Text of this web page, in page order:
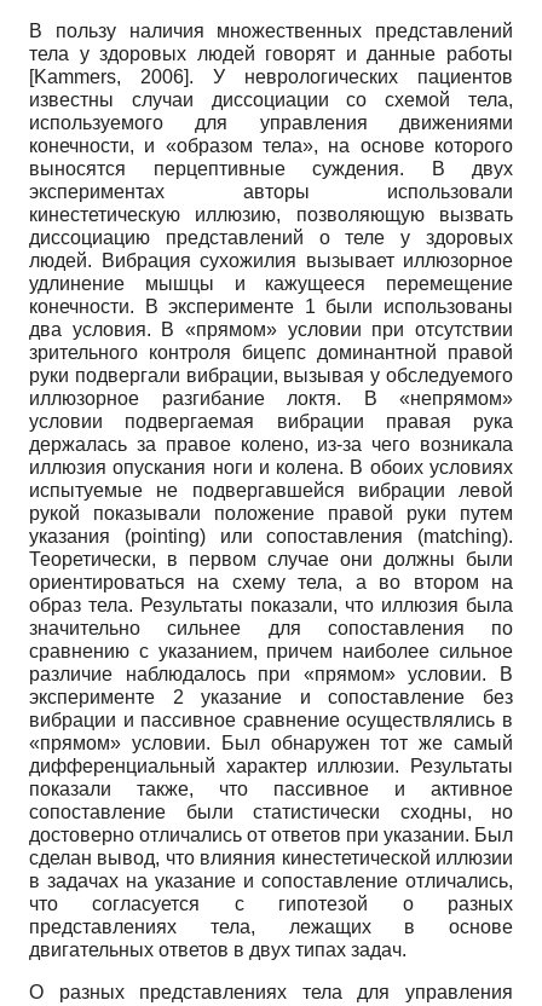
В пользу наличия множественных представлений
тела у здоровых людей говорят и данные работы
[Kammers, 2006]. У неврологических пациентов
известны случаи диссоциации со схемой тела,
используемого для управления движениями
конечности, и «образом тела», на основе которого
выносятся перцептивные суждения. В двух
экспериментах авторы использовали
кинестетическую иллюзию, позволяющую вызвать
диссоциацию представлений о теле у здоровых
людей. Вибрация сухожилия вызывает иллюзорное
удлинение мышцы и кажущееся перемещение
конечности. В эксперименте 1 были использованы
два условия. В «прямом» условии при отсутствии
зрительного контроля бицепс доминантной правой
руки подвергали вибрации, вызывая у обследуемого
иллюзорное разгибание локтя. В «непрямом»
условии подвергаемая вибрации правая рука
держалась за правое колено, из-за чего возникала
иллюзия опускания ноги и колена. В обоих условиях
испытуемые не подвергавшейся вибрации левой
рукой показывали положение правой руки путем
указания (pointing) или сопоставления (matching).
Теоретически, в первом случае они должны были
ориентироваться на схему тела, а во втором на
образ тела. Результаты показали, что иллюзия была
значительно сильнее для сопоставления по
сравнению с указанием, причем наиболее сильное
различие наблюдалось при «прямом» условии. В
эксперименте 2 указание и сопоставление без
вибрации и пассивное сравнение осуществлялись в
«прямом» условии. Был обнаружен тот же самый
дифференциальный характер иллюзии. Результаты
показали также, что пассивное и активное
сопоставление были статистически сходны, но
достоверно отличались от ответов при указании. Был
сделан вывод, что влияния кинестетической иллюзии
в задачах на указание и сопоставление отличались,
что согласуется с гипотезой о разных
представлениях тела, лежащих в основе
двигательных ответов в двух типах задач.
О разных представлениях тела для управления